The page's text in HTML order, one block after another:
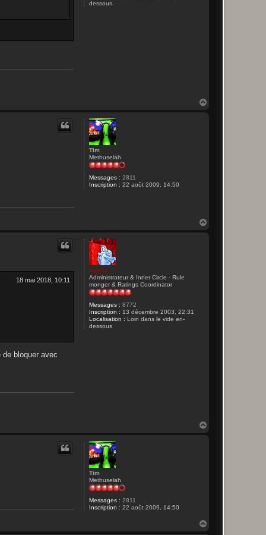
dessous
Tim
Methuselah
Messages : 2811
Inscription : 22 août 2009, 14:50
Ankha
Administrateur & Inner Circle - Rule
monger & Ratings Coordinator
Messages : 8772
Inscription : 13 décembre 2003, 22:31
Localisation : Loin dans le vide en-
dessous
18 mai 2018, 10:11
bloquer avec
Tim
Methuselah
Messages : 2811
Inscription : 22 août 2009, 14:50